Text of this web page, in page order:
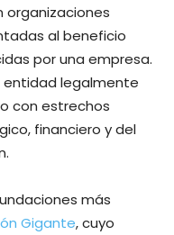
organizaciones
al beneficio
por una empresa.
entidad legalmente
con estrechos
financiero y del
más
Gigante, cuyo